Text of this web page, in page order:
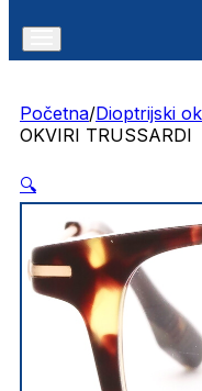
Početna/Dioptrijski
OKVIRI TRUSSARDI
🔍